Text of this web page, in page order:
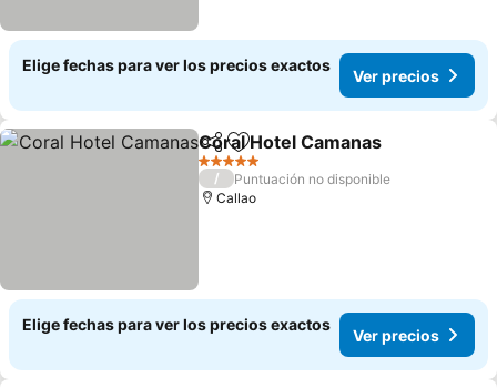
Elige fechas para ver los precios exactos
Ver precios
CompartirAgregar a favoritos
Coral Hotel Camanas
5 Estrellas
/
Puntuación no disponible
Callao
Elige fechas para ver los precios exactos
Ver precios